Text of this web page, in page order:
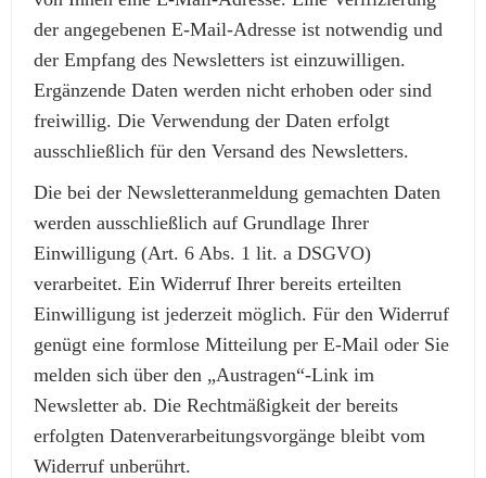
der angegebenen E-Mail-Adresse ist notwendig und
der Empfang des Newsletters ist einzuwilligen.
Ergänzende Daten werden nicht erhoben oder sind
freiwillig. Die Verwendung der Daten erfolgt
ausschließlich für den Versand des Newsletters.
Die bei der Newsletteranmeldung gemachten Daten
werden ausschließlich auf Grundlage Ihrer
Einwilligung (Art. 6 Abs. 1 lit. a DSGVO)
verarbeitet. Ein Widerruf Ihrer bereits erteilten
Einwilligung ist jederzeit möglich. Für den Widerruf
genügt eine formlose Mitteilung per E-Mail oder Sie
melden sich über den „Austragen“-Link im
Newsletter ab. Die Rechtmäßigkeit der bereits
erfolgten Datenverarbeitungsvorgänge bleibt vom
Widerruf unberührt.